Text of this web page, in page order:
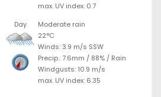
max. UV index: 0.7
Day
Moderate rain
22°C
Winds: 3.9 m/s SSW
Precip.:7.6mm / 88% / Rain
Windgusts: 10.9 m/s
max. UV index: 6.35